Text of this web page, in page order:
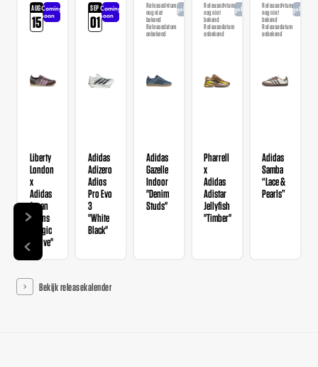
AUG
15
Coming
soon
Liberty
London
x
Adidas
Japan
Wmns
"Magic
Mauve"
SEP
01
Coming
soon
Adidas
Adizero
Adios
Pro Evo
3
"White
Black"
Releasedatum
nog niet
bekend
Releasedatum
onbekend
Aangekondigd
Adidas
Gazelle
Indoor
"Denim
Studs"
Releasedatum
nog niet
bekend
Releasedatum
onbekend
Aangekondigd
Pharrell
x
Adidas
Adistar
Jellyfish
"Timber"
Releasedatum
nog niet
bekend
Releasedatum
onbekend
Adidas
Samba
“Lace &
Pearls”
Bekijk releasekalender